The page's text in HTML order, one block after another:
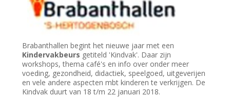
Brabanthallen begint het nieuwe jaar met een
Kindervakbeurs getiteld 'Kindvak'. Daar zijn
workshops, thema café's en info over onder meer
voeding, gezondheid, didactiek, speelgoed, uitgeverijen
en vele andere aspecten mbt kinderen te verkrijgen. De
Kindvak duurt van 18 t/m 22 januari 2018.